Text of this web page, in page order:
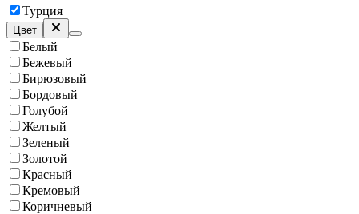
Турция
Цвет
Белый
Бежевый
Бирюзовый
Бордовый
Голубой
Желтый
Зеленый
Золотой
Красный
Кремовый
Коричневый